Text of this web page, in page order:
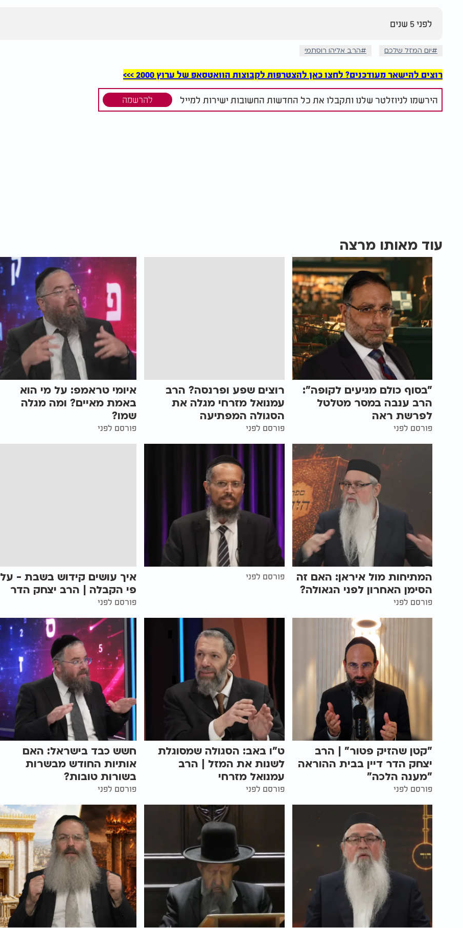
לפני 5 שנים
יום המזל שלכם הרב אליהו רוסתמי
רוצים להישאר מעודכנים? לחצו כאן להצטרפות לקבוצות הוואטסאפ של ערוץ 2000 >>>
הירשמו לניוזלטר שלנו ותקבלו את כל החדשות החשובות ישירות למייל להרשמה
עוד מאותו מרצה
"בסוף כולם מגיעים לקופה":
הרב ענבה במסר מטלטל
לפרשת ראה
פורסם לפני
רוצים שפע ופרנסה? הרב
עמנואל מזרחי מגלה את
הסגולה המפתיעה
פורסם לפני
איומי טראמפ: על מי הוא
באמת מאיים? ומה מגלה
שמו?
פורסם לפני
המתיחות מול איראן: האם זה
הסימן האחרון לפני הגאולה?
פורסם לפני
פורסם לפני
איך עושים קידוש בשבת - על
פי הקבלה | הרב יצחק הדר
פורסם לפני
"קטן שהזיק פטור" | הרב
יצחק הדר דיין בבית ההוראה
"מענה הלכה"
פורסם לפני
ט"ו באב: הסגולה שמסוגלת
לשנות את המזל | הרב
עמנואל מזרחי
פורסם לפני
חשש כבד בישראל: האם
אותיות החודש מבשרות
בשורות טובות?
פורסם לפני